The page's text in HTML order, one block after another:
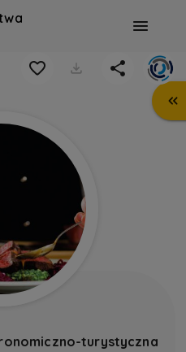
turystyczna